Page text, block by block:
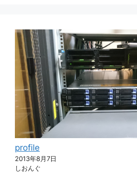
profile
2013年8月7日
しおんぐ